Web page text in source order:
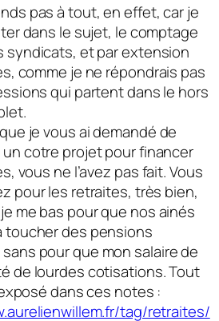
pas à tout, en effet, car je
dans le sujet, le comptage
syndicats, et par extension
comme je ne répondrais pas
qui partent dans le hors
je vous ai demandé de
un cotre projet pour financer
vous ne l’avez pas fait. Vous
pour les retraites, très bien,
me bas pour que nos ainés
toucher des pensions
pour que mon salaire de
de lourdes cotisations. Tout
dans ces notes :
tag/retraites/